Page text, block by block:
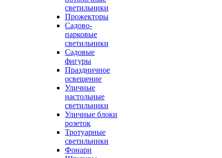
светильники
Прожекторы
Садово-
парковые
светильники
Садовые
фигуры
Праздничное
освещение
Уличные
настольные
светильники
Уличные блоки
розеток
Тротуарные
светильники
Фонари